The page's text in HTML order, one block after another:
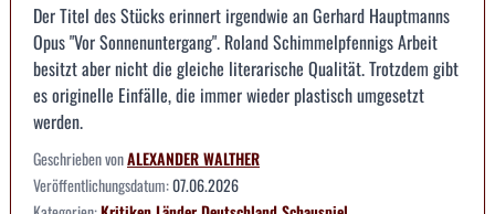
Der Titel des Stücks erinnert irgendwie an Gerhard Hauptmanns
Opus "Vor Sonnenuntergang". Roland Schimmelpfennigs Arbeit
besitzt aber nicht die gleiche literarische Qualität. Trotzdem gibt
es originelle Einfälle, die immer wieder plastisch umgesetzt
werden.
Geschrieben vonALEXANDER WALTHER
Veröffentlichungsdatum:07.06.2026